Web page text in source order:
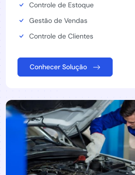
Controle de Estoque
Gestão de Vendas
Controle de Clientes
Conhecer Solução